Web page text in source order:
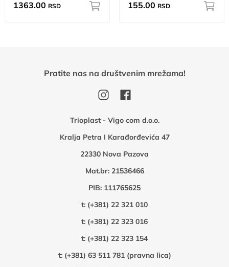
1363.00 RSD 155.00 RSD
Trioplast - Vigo com d.o.o.
Kralja Petra I Karađorđevića 47
22330 Nova Pazova
Mat.br: 21536466
PIB: 111765625
t: (+381) 22 321 010
t: (+381) 22 323 016
t: (+381) 22 323 154
t: (+381) 63 511 781 (pravna lica)
Pratite nas na društvenim mrežama!